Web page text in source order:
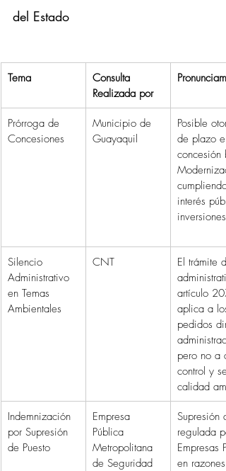
del Estado
Tema
Consulta
Realizada por
Prórroga de
Concesiones
Municipio de
Guayaquil
Posible
de plazo
concesión
interés
inversiones.
Silencio
Administrativo
en Temas
Ambientales
CNT
El trámite
artículo
aplica a
pedidos
pero no a
control y
calidad
Indemnización
por Supresión
de Puesto
Empresa
Pública
Metropolitana
de Seguridad
Supresión
regulada
Empresas
en